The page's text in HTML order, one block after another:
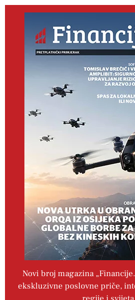
Novi broj magazina
ekskluzivne poslovne priče,